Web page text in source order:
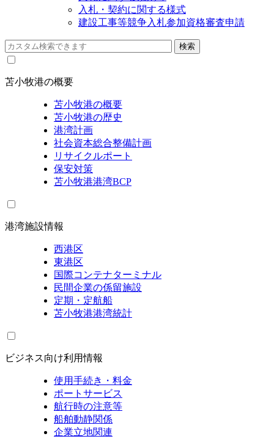
入札・契約に関する様式
建設工事等競争入札参加資格審査申請
苫小牧港の概要
苫小牧港の概要
苫小牧港の歴史
港湾計画
社会資本総合整備計画
リサイクルポート
保安対策
苫小牧港港湾BCP
港湾施設情報
西港区
東港区
国際コンテナターミナル
民間企業の係留施設
定期・定航船
苫小牧港港湾統計
ビジネス向け利用情報
使用手続き・料金
ポートサービス
航行時の注意等
船舶動静関係
企業立地関連